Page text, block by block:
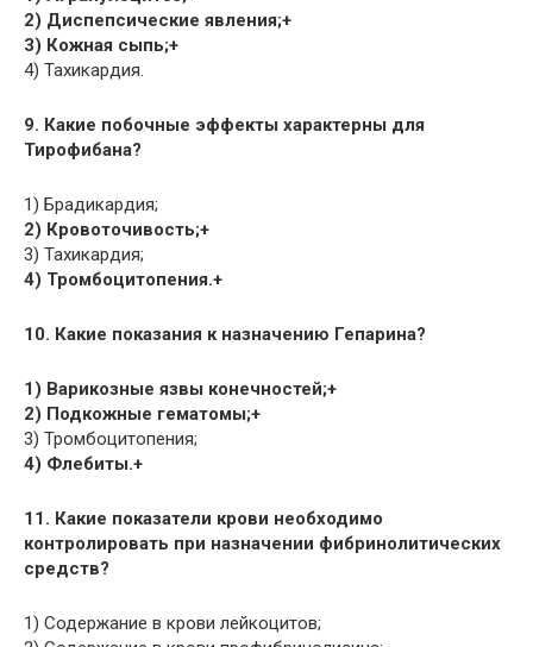
2) Диспепсические явления;+
3) Кожная сыпь;+
4) Тахикардия.
9. Какие побочные эффекты характерны для
Тирофибана?
1) Брадикардия;
2) Кровоточивость;+
3) Тахикардия;
4) Тромбоцитопения.+
10. Какие показания к назначению Гепарина?
1) Варикозные язвы конечностей;+
2) Подкожные гематомы;+
3) Тромбоцитопения;
4) Флебиты.+
11. Какие показатели крови необходимо
контролировать при назначении фибринолитических
средств?
1) Содержание в крови лейкоцитов;